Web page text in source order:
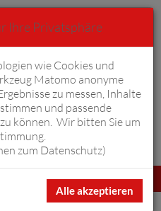
Warenkorb 0
Ihre Privatsphäre
wie Cookies und
Matomo anonyme
zu messen, Inhalte
und passende
können. Wir bitten Sie um
zum Datenschutz)
Alle akzeptieren